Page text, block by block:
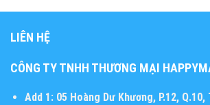
LIÊN HỆ
CÔNG TY TNHH THƯƠNG MẠI
Add 1:05 Hoàng Dư Khương, P.12, Q.10,